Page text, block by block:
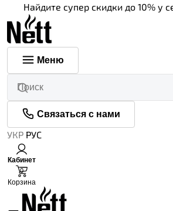
Найдите супер скидки до 10% у
Меню
Связаться с нами
УКР РУС
Кабинет
0
Корзина